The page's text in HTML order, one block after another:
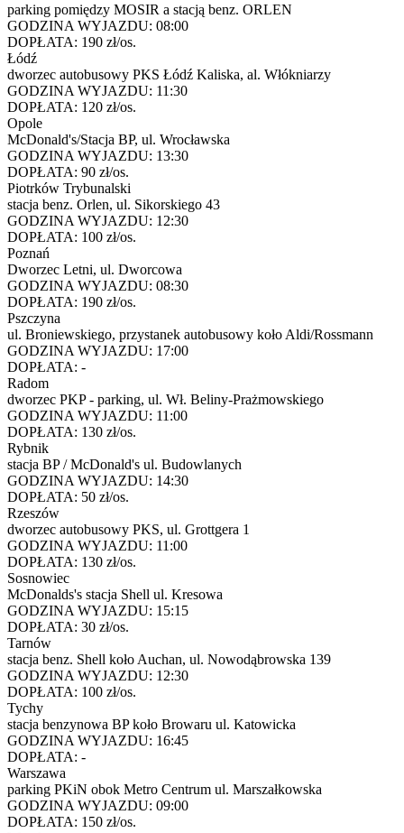
parking pomiędzy MOSIR a stacją benz. ORLEN
GODZINA WYJAZDU: 08:00
DOPŁATA: 190 zł/os.
Łódź
dworzec autobusowy PKS Łódź Kaliska, al. Włókniarzy
GODZINA WYJAZDU: 11:30
DOPŁATA: 120 zł/os.
Opole
McDonald's/Stacja BP, ul. Wrocławska
GODZINA WYJAZDU: 13:30
DOPŁATA: 90 zł/os.
Piotrków Trybunalski
stacja benz. Orlen, ul. Sikorskiego 43
GODZINA WYJAZDU: 12:30
DOPŁATA: 100 zł/os.
Poznań
Dworzec Letni, ul. Dworcowa
GODZINA WYJAZDU: 08:30
DOPŁATA: 190 zł/os.
Pszczyna
ul. Broniewskiego, przystanek autobusowy koło Aldi/Rossmann
GODZINA WYJAZDU: 17:00
DOPŁATA: -
Radom
dworzec PKP - parking, ul. Wł. Beliny-Prażmowskiego
GODZINA WYJAZDU: 11:00
DOPŁATA: 130 zł/os.
Rybnik
stacja BP / McDonald's ul. Budowlanych
GODZINA WYJAZDU: 14:30
DOPŁATA: 50 zł/os.
Rzeszów
dworzec autobusowy PKS, ul. Grottgera 1
GODZINA WYJAZDU: 11:00
DOPŁATA: 130 zł/os.
Sosnowiec
McDonalds's stacja Shell ul. Kresowa
GODZINA WYJAZDU: 15:15
DOPŁATA: 30 zł/os.
Tarnów
stacja benz. Shell koło Auchan, ul. Nowodąbrowska 139
GODZINA WYJAZDU: 12:30
DOPŁATA: 100 zł/os.
Tychy
stacja benzynowa BP koło Browaru ul. Katowicka
GODZINA WYJAZDU: 16:45
DOPŁATA: -
Warszawa
parking PKiN obok Metro Centrum ul. Marszałkowska
GODZINA WYJAZDU: 09:00
DOPŁATA: 150 zł/os.